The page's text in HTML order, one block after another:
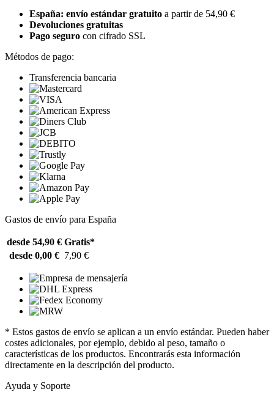
España: envío estándar gratuito a partir de 54,90 €
Devoluciones gratuitas
Pago seguro con cifrado SSL
Métodos de pago:
Transferencia bancaria
Gastos de envío para España
desde 54,90 € Gratis*
desde 0,00 € 7,90 €
* Estos gastos de envío se aplican a un envío estándar. Pueden haber
costes adicionales, por ejemplo, debido al peso, tamaño o
características de los productos. Encontrarás esta información
directamente en la descripción del producto.
Ayuda y Soporte